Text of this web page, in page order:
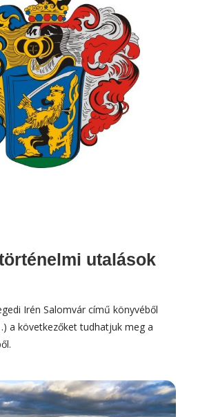
utalások
Irén Salomvár című könyvéből
a következőket tudhatjuk meg a